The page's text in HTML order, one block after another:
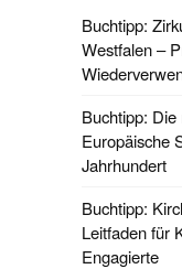
Buchtipp:
Westfalen –
Buchtipp:
Europäische
Jahrhundert
Buchtipp:
Leitfaden für
Engagierte